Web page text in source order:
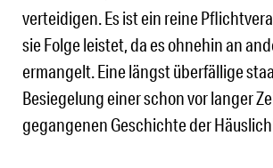
verteidigen. Es ist ein reine
sie Folge leistet, da es ohnehin an
ermangelt. Eine längst überfällige
Besiegelung einer schon vor langer
gegangenen Geschichte der